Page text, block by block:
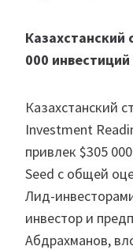
Казахстанский
000
Казахстанский
Investment
привлек $305
Seed с общей
Лид-
инвестор и
Абдрахманов,